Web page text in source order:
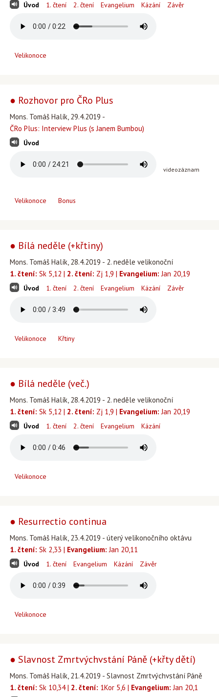
Úvod 1. čtení 2. čtení Evangelium Kázání Závěr
Velikonoce
● Rozhovor pro ČRo Plus
Mons. Tomáš Halík, 29.4.2019 -
ČRo Plus: Interview Plus (s Janem Bumbou)
Úvod
videozáznam
Velikonoce Bonus
● Bílá neděle (+křtiny)
Mons. Tomáš Halík, 28.4.2019 - 2. neděle velikonoční
1. čtení: Sk 5,12 | 2. čtení: Zj 1,9 | Evangelium: Jan 20,19
Úvod 1. čtení 2. čtení Evangelium Kázání Závěr
Velikonoce Křtiny
● Bílá neděle (več.)
Mons. Tomáš Halík, 28.4.2019 - 2. neděle velikonoční
1. čtení: Sk 5,12 | 2. čtení: Zj 1,9 | Evangelium: Jan 20,19
Úvod 1. čtení 2. čtení Evangelium Kázání
Velikonoce
● Resurrectio continua
Mons. Tomáš Halík, 23.4.2019 - úterý velikonočního oktávu
1. čtení: Sk 2,33 | Evangelium: Jan 20,11
Úvod 1. čtení Evangelium Kázání Závěr
Velikonoce
● Slavnost Zmrtvýchvstání Páně (+křty dětí)
Mons. Tomáš Halík, 21.4.2019 - Slavnost Zmrtvýchvstání Páně
1. čtení: Sk 10,34 | 2. čtení: 1Kor 5,6 | Evangelium: Jan 20,1